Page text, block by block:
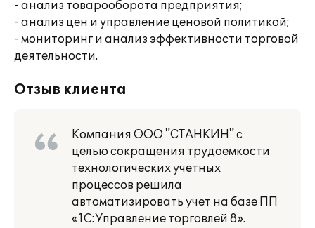
- анализ товарооборота предприятия;
- анализ цен и управление ценовой политикой;
- мониторинг и анализ эффективности торговой
деятельности.
Отзыв клиента
Компания ООО "СТАНКИН" с
целью сокращения трудоемкости
технологических учетных
процессов решила
автоматизировать учет на базе ПП
«1С:Управление торговлей 8».